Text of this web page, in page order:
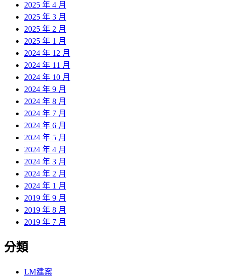
2025 年 4 月
2025 年 3 月
2025 年 2 月
2025 年 1 月
2024 年 12 月
2024 年 11 月
2024 年 10 月
2024 年 9 月
2024 年 8 月
2024 年 7 月
2024 年 6 月
2024 年 5 月
2024 年 4 月
2024 年 3 月
2024 年 2 月
2024 年 1 月
2019 年 9 月
2019 年 8 月
2019 年 7 月
分類
LM建案